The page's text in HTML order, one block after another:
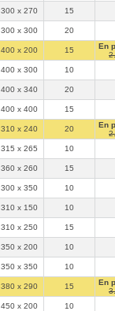
x 270 15
x 300 20
x 200 15
En
x 300 10
x 340 20
x 400 15
x 240 20
En
x 265 10
x 260 15
x 350 10
x 150 10
x 250 15
x 200 10
x 350 10
x 290 15
En
x 200 10